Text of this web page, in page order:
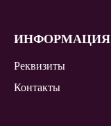
ИНФОРМАЦИЯ
Реквизиты
Контакты